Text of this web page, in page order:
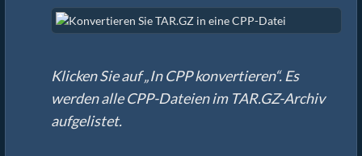
Klicken Sie auf „In CPP konvertieren“. Es
werden alle CPP-Dateien im TAR.GZ-Archiv
aufgelistet.